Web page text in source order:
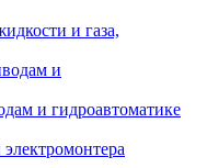
и газа,
и
и гидроавтоматике